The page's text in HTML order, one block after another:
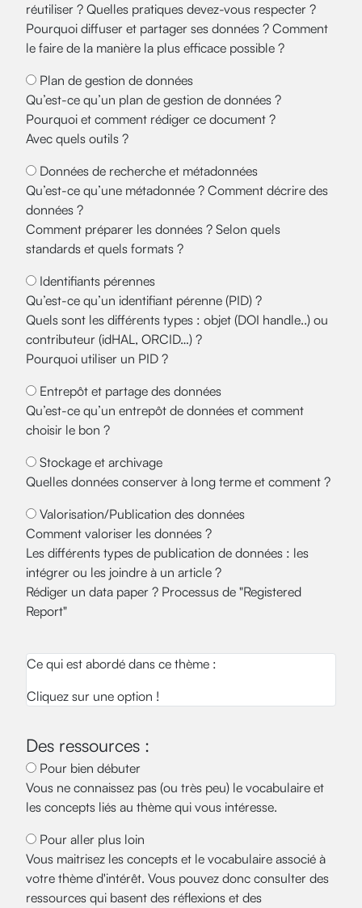
réutiliser ? Quelles pratiques devez-vous respecter ?
Pourquoi diffuser et partager ses données ? Comment
le faire de la manière la plus efficace possible ?
Plan de gestion de données
Qu’est-ce qu’un plan de gestion de données ?
Pourquoi et comment rédiger ce document ?
Avec quels outils ?
Données de recherche et métadonnées
Qu’est-ce qu’une métadonnée ? Comment décrire des
données ?
Comment préparer les données ? Selon quels
standards et quels formats ?
Identifiants pérennes
Qu’est-ce qu’un identifiant pérenne (PID) ?
Quels sont les différents types : objet (DOI handle..) ou
contributeur (idHAL, ORCID…) ?
Pourquoi utiliser un PID ?
Entrepôt et partage des données
Qu’est-ce qu’un entrepôt de données et comment
choisir le bon ?
Stockage et archivage
Quelles données conserver à long terme et comment ?
Valorisation/Publication des données
Comment valoriser les données ?
Les différents types de publication de données : les
intégrer ou les joindre à un article ?
Rédiger un data paper ? Processus de "Registered
Report"
Ce qui est abordé dans ce thème :
Cliquez sur une option !
Des ressources :
Pour bien débuter
Vous ne connaissez pas (ou très peu) le vocabulaire et
les concepts liés au thème qui vous intéresse.
Pour aller plus loin
Vous maitrisez les concepts et le vocabulaire associé à
votre thème d'intérêt. Vous pouvez donc consulter des
ressources qui basent des réflexions et des